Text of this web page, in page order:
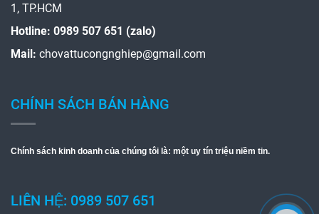
1, TP.HCM
Hotline: 0989 507 651 (zalo)
Mail: chovattucongnghiep@gmail.com
CHÍNH SÁCH BÁN HÀNG
Chính sách kinh doanh của chúng tôi là: một uy tín triệu niềm tin.
LIÊN HỆ: 0989 507 651